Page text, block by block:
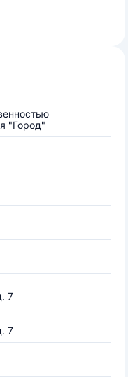
"Город"
7
7